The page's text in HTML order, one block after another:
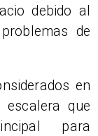
debido al
de
en
escalera que
para